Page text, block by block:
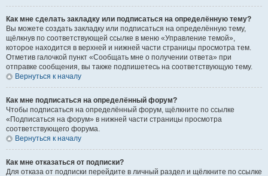
Как мне сделать закладку или подписаться на определённую тему?
Вы можете создать закладку или подписаться на определённую тему,
щёлкнув по соответствующей ссылке в меню «Управление темой»,
которое находится в верхней и нижней части страницы просмотра тем.
Отметив галочкой пункт «Сообщать мне о получении ответа» при
отправке сообщения, вы также подпишетесь на соответствующую тему.
Вернуться к началу
Как мне подписаться на определённый форум?
Чтобы подписаться на определённый форум, щёлкните по ссылке
«Подписаться на форум» в нижней части страницы просмотра
соответствующего форума.
Вернуться к началу
Как мне отказаться от подписки?
Для отказа от подписки перейдите в личный раздел и щёлкните по ссылке